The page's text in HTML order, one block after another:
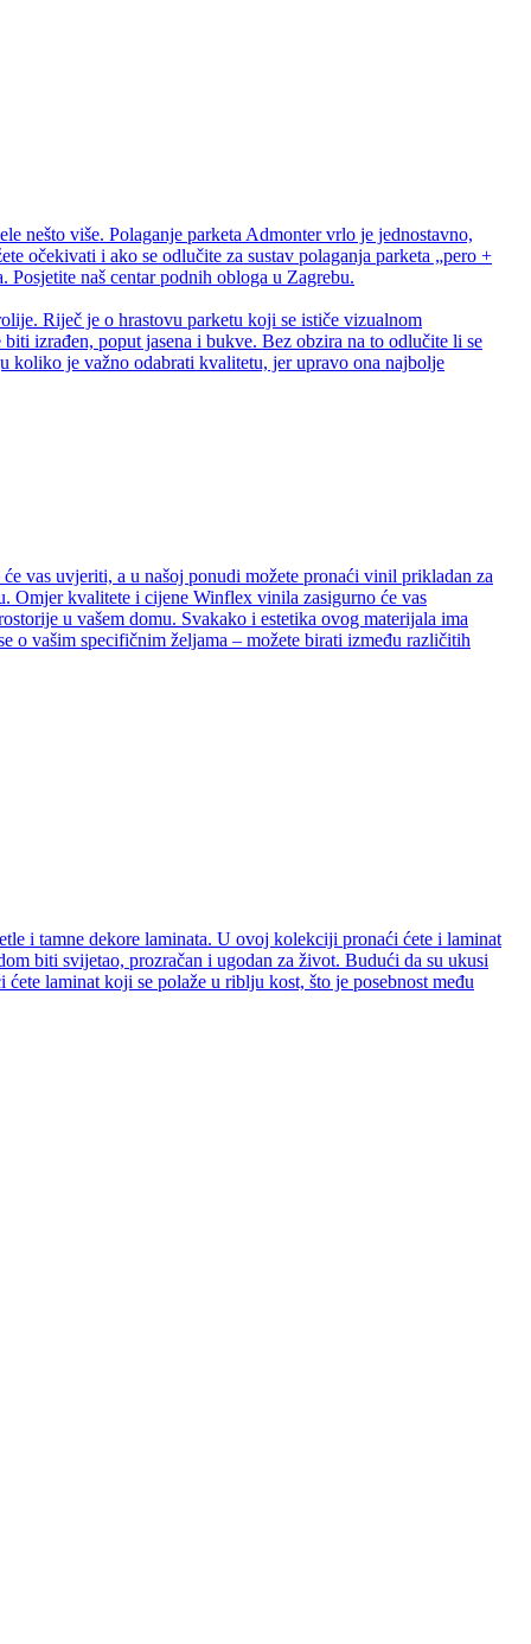
nešto više. Polaganje parketa Admonter vrlo je jednostavno,
očekivati i ako se odlučite za sustav polaganja parketa „pero +
naš centar podnih obloga u Zagrebu.
Riječ je o hrastovu parketu koji se ističe vizualnom
izrađen, poput jasena i bukve. Bez obzira na to odlučite li se
koliko je važno odabrati kvalitetu, jer upravo ona najbolje
vas uvjeriti, a u našoj ponudi možete pronaći vinil prikladan za
Omjer kvalitete i cijene Winflex vinila zasigurno će vas
u vašem domu. Svakako i estetika ovog materijala ima
o vašim specifičnim željama – možete birati između različitih
i tamne dekore laminata. U ovoj kolekciji pronaći ćete i laminat
biti svijetao, prozračan i ugodan za život. Budući da su ukusi
laminat koji se polaže u riblju kost, što je posebnost među